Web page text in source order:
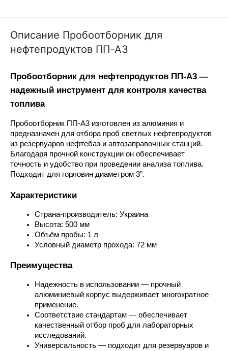
Описание Пробоотборник для
нефтепродуктов ПП-А3
Пробоотборник для нефтепродуктов ПП-А3 —
надежный инструмент для контроля качества
топлива
Пробоотборник ПП-А3 изготовлен из алюминия и
предназначен для отбора проб светлых нефтепродуктов
из резервуаров нефтебаз и автозаправочных станций.
Благодаря прочной конструкции он обеспечивает
точность и удобство при проведении анализа топлива.
Подходит для горловин диаметром 3".
Характеристики
Страна-производитель: Украина
Высота: 500 мм
Объём пробы: 1 л
Условный диаметр прохода: 72 мм
Преимущества
Надежность в использовании — прочный
алюминиевый корпус выдерживает многократное
применение.
Соответствие стандартам — обеспечивает
качественный отбор проб для лабораторных
исследований.
Универсальность — подходит для резервуаров и